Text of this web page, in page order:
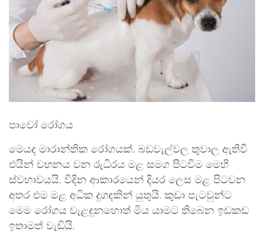
පාවෝ රෝගය
මෙයද මාරාන්තික රෝගයක්. බඩවැල්වල තුවාල ඇතිවී
එයින් වහනය වන රුධිරය මළ සමග පිටවීම මෙහි
ස්වභාවයයි. විදින ආකාරයෙන් දියර ලෙස මළ පිටවන
අතර එම මළ අධික දුගඳකින් යුතුයි. කුඩා පැටවුන්ට
මෙම රෝගය වැළඳුනහොත් මිය යාමට තිබෙන ඉඩකඩ
ඉතාමත් වැඩියි.